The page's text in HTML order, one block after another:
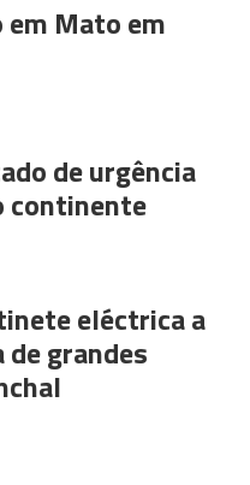
em Mato em
de urgência
continente
eléctrica a
grandes